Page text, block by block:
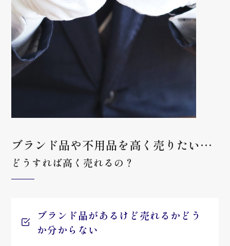
ブランド品や不用品を高く売りたい…
どうすれば高く売れるの？
ブランド品があるけど売れるかどう
か分からない